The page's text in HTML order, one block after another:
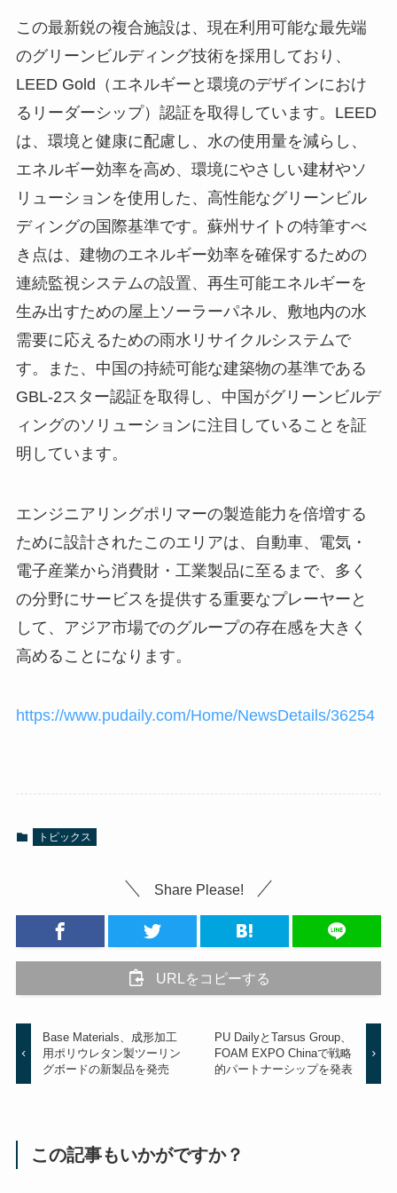
この最新鋭の複合施設は、現在利用可能な最先端
のグリーンビルディング技術を採用しており、
LEED Gold（エネルギーと環境のデザインにおけ
るリーダーシップ）認証を取得しています。LEED
は、環境と健康に配慮し、水の使用量を減らし、
エネルギー効率を高め、環境にやさしい建材やソ
リューションを使用した、高性能なグリーンビル
ディングの国際基準です。蘇州サイトの特筆すべ
き点は、建物のエネルギー効率を確保するための
連続監視システムの設置、再生可能エネルギーを
生み出すための屋上ソーラーパネル、敷地内の水
需要に応えるための雨水リサイクルシステムで
す。また、中国の持続可能な建築物の基準である
GBL-2スター認証を取得し、中国がグリーンビルデ
ィングのソリューションに注目していることを証
明しています。
エンジニアリングポリマーの製造能力を倍増する
ために設計されたこのエリアは、自動車、電気・
電子産業から消費財・工業製品に至るまで、多く
の分野にサービスを提供する重要なプレーヤーと
して、アジア市場でのグループの存在感を大きく
高めることになります。
https://www.pudaily.com/Home/NewsDetails/36254
トピックス
Share Please!
URLをコピーする
Base Materials、成形加工
用ポリウレタン製ツーリン
グボードの新製品を発売
PU DailyとTarsus Group、
FOAM EXPO Chinaで戦略
的パートナーシップを発表
この記事もいかがですか？